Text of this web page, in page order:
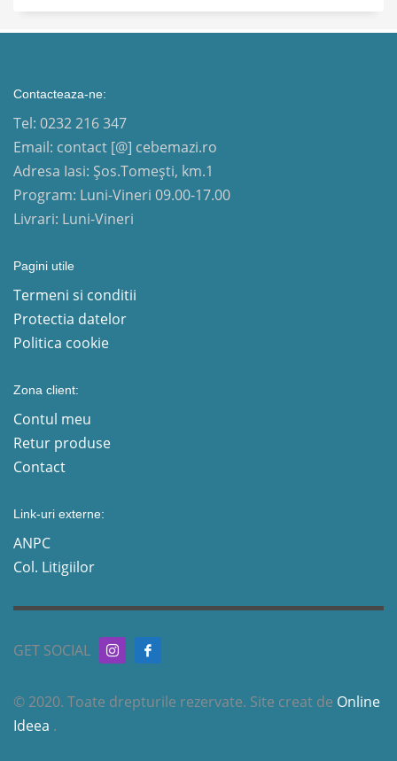
Contacteaza-ne:
Tel: 0232 216 347
Email: contact [@] cebemazi.ro
Adresa Iasi: Șos.Tomești, km.1
Program: Luni-Vineri 09.00-17.00
Livrari: Luni-Vineri
Pagini utile
Termeni si conditii
Protectia datelor
Politica cookie
Zona client:
Contul meu
Retur produse
Contact
Link-uri externe:
ANPC
Col. Litigiilor
GET SOCIAL
© 2020. Toate drepturile rezervate. Site creat de Online
Ideea .